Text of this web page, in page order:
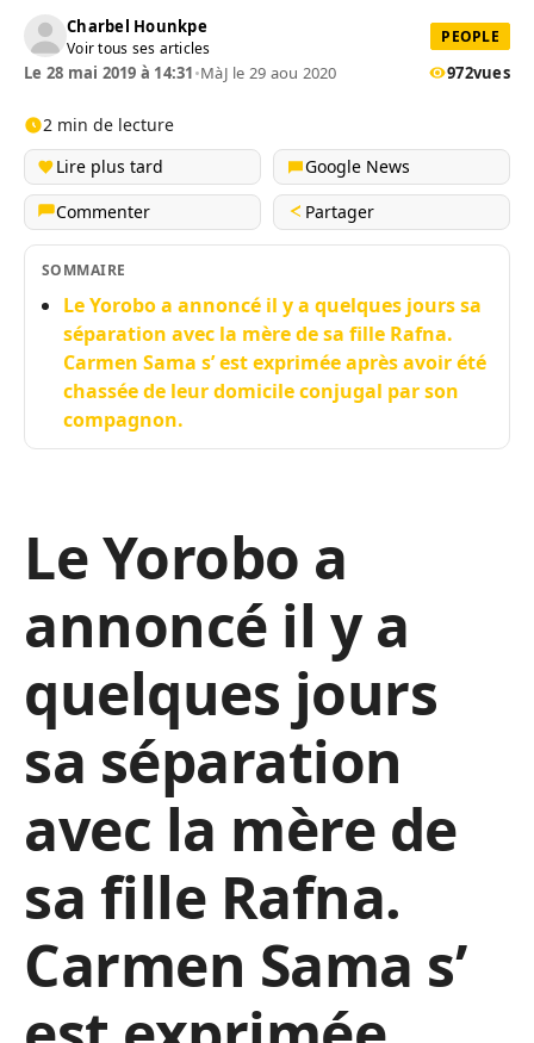
Charbel Hounkpe
Voir tous ses articles
PEOPLE
Le 28 mai 2019 à 14:31•MàJ le 29 aou 2020 972vues
2 min de lecture
Lire plus tard
Google News
Commenter
Partager
SOMMAIRE
Le Yorobo a annoncé il y a quelques jours sa
séparation avec la mère de sa fille Rafna.
Carmen Sama s’ est exprimée après avoir été
chassée de leur domicile conjugal par son
compagnon.
Le Yorobo a
annoncé il y a
quelques jours
sa séparation
avec la mère de
sa fille Rafna.
Carmen Sama s’